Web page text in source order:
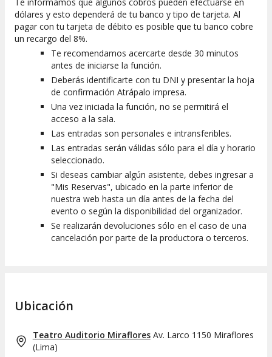
dólares y esto dependerá de tu banco y tipo de tarjeta. Al
pagar con tu tarjeta de débito es posible que tu banco cobre
un recargo del 8%.
Te recomendamos acercarte desde 30 minutos
antes de iniciarse la función.
Deberás identificarte con tu DNI y presentar la hoja
de confirmación Atrápalo impresa.
Una vez iniciada la función, no se permitirá el
acceso a la sala.
Las entradas son personales e intransferibles.
Las entradas serán válidas sólo para el día y horario
seleccionado.
Si deseas cambiar algún asistente, debes ingresar a
"Mis Reservas", ubicado en la parte inferior de
nuestra web hasta un día antes de la fecha del
evento o según la disponibilidad del organizador.
Se realizarán devoluciones sólo en el caso de una
cancelación por parte de la productora o terceros.
Ubicación
Teatro Auditorio Miraflores Av. Larco 1150 Miraflores
(Lima)